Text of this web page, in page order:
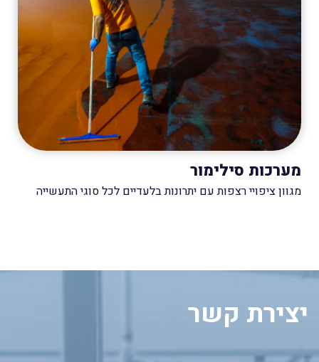
מערכות סילימור
מגוון ציפויי רצפות עם יתרונות בלעדיים לכל סוגי התעשייה
יצירת קשר